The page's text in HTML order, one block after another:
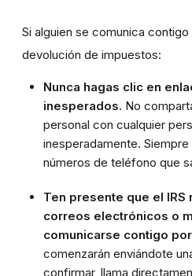
Si alguien se comunica
devolución de impuestos:
Nunca hagas clic en
inesperados. No
personal con cualquier
inesperadamente.
números de teléfono que
Ten presente que el IRS
correos electrónicos o
comunicarse contigo
comenzarán enviándote
confirmar, llama